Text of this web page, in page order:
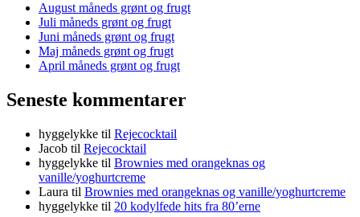
August måneds grønt og frugt
Juli måneds grønt og frugt
Juni måneds grønt og frugt
Maj måneds grønt og frugt
April måneds grønt og frugt
Seneste kommentarer
hyggelykke til Rejecocktail
Jacob til Rejecocktail
hyggelykke til Brownies med orangeknas og
vanille/yoghurtcreme
Laura til Brownies med orangeknas og vanille/yoghurtcreme
hyggelykke til 20 kodylfede hits fra 80’erne